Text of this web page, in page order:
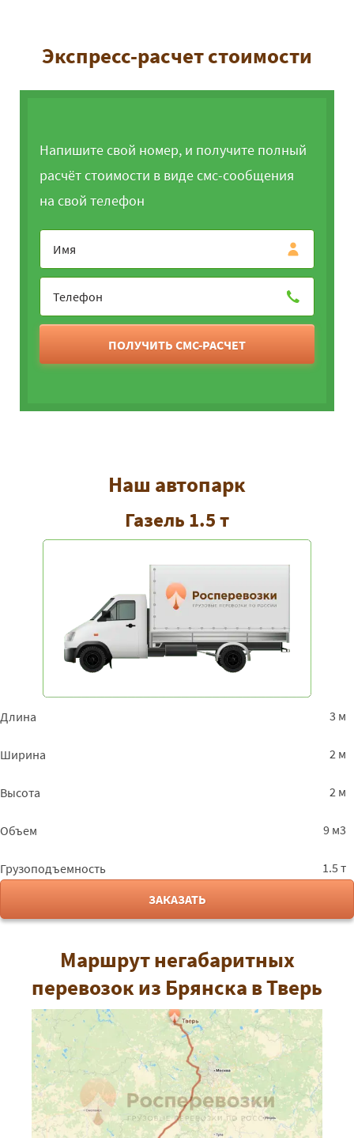
Экспресс-расчет стоимости
Напишите свой номер, и получите полный
расчёт стоимости в виде смс-сообщения
на свой телефон
ПОЛУЧИТЬ СМС-РАСЧЕТ
Наш автопарк
Газель 1.5 т
Длина 3 м
Ширина 2 м
Высота 2 м
Объем 9 м3
Грузоподъемность
1.5 т
ЗАКАЗАТЬ
Маршрут негабаритных
перевозок из Брянска в Тверь